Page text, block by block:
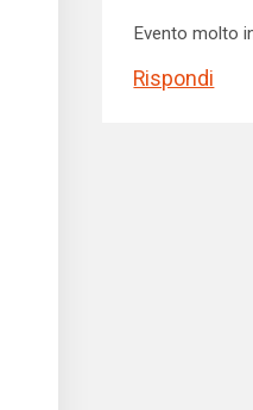
Evento molto
Rispondi